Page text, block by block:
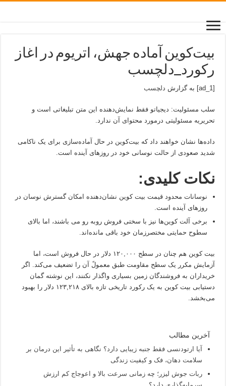
بیت‌کوین آماده جهش، اتریوم در اغاز
رکورد_دلچسب
[ad_1] به گزارش دلچسب
سلب مسئولیت: دیجیاتو فقط نمایش‌دهنده این متن تبلیغاتی است و
تحریریه مسئولیتی درمورد محتوای آن ندارد.
داده‌ها نشان خواهند داد که بیت‌کوین در حال آماده‌سازی برای یک ناکامی
شدید صعودی از حالت نوسانی خود در روزهای آینده است.
نکات کلیدی:
نوسانات محدود قیمت بیت ‌کوین نشان‌دهنده امکان گسترش نوسان در
روزهای آینده است.
برخی آلت ‌کوین‌ها نیز با سختی فروش روبه رو می باشند، اما بالای
سطوح حمایتی مختصر‌زمان خود باقی مانده‌اند.
بیت ‌کوین هم چنان در سطح ۱۲۰,۰۰۰ دلار در حال فروش است، اما
آزمایش مکرر یک سطح مقاومت طبق معمولً آن را تضعیف می‌کند. اگر
خریداران به فروشندگان زمین بسیاری واگذار نکنند، این نوشته گمان
دستیابی بیت کوین به یک رکورد تاریخی تازه بالای ۱۲۳,۲۱۸ دلار را بهبود
می‌بخشد.
آخرین مطالب
آیا ارتودنسی فقط جنبه زیبایی دارد؟ نگاهی به تأثیر این درمان بر
سلامت دهان، فک و کیفیت زندگی
ربات جوش لیزر؛ چه زمانی سرعت بالا و اعوجاج کم ارزش